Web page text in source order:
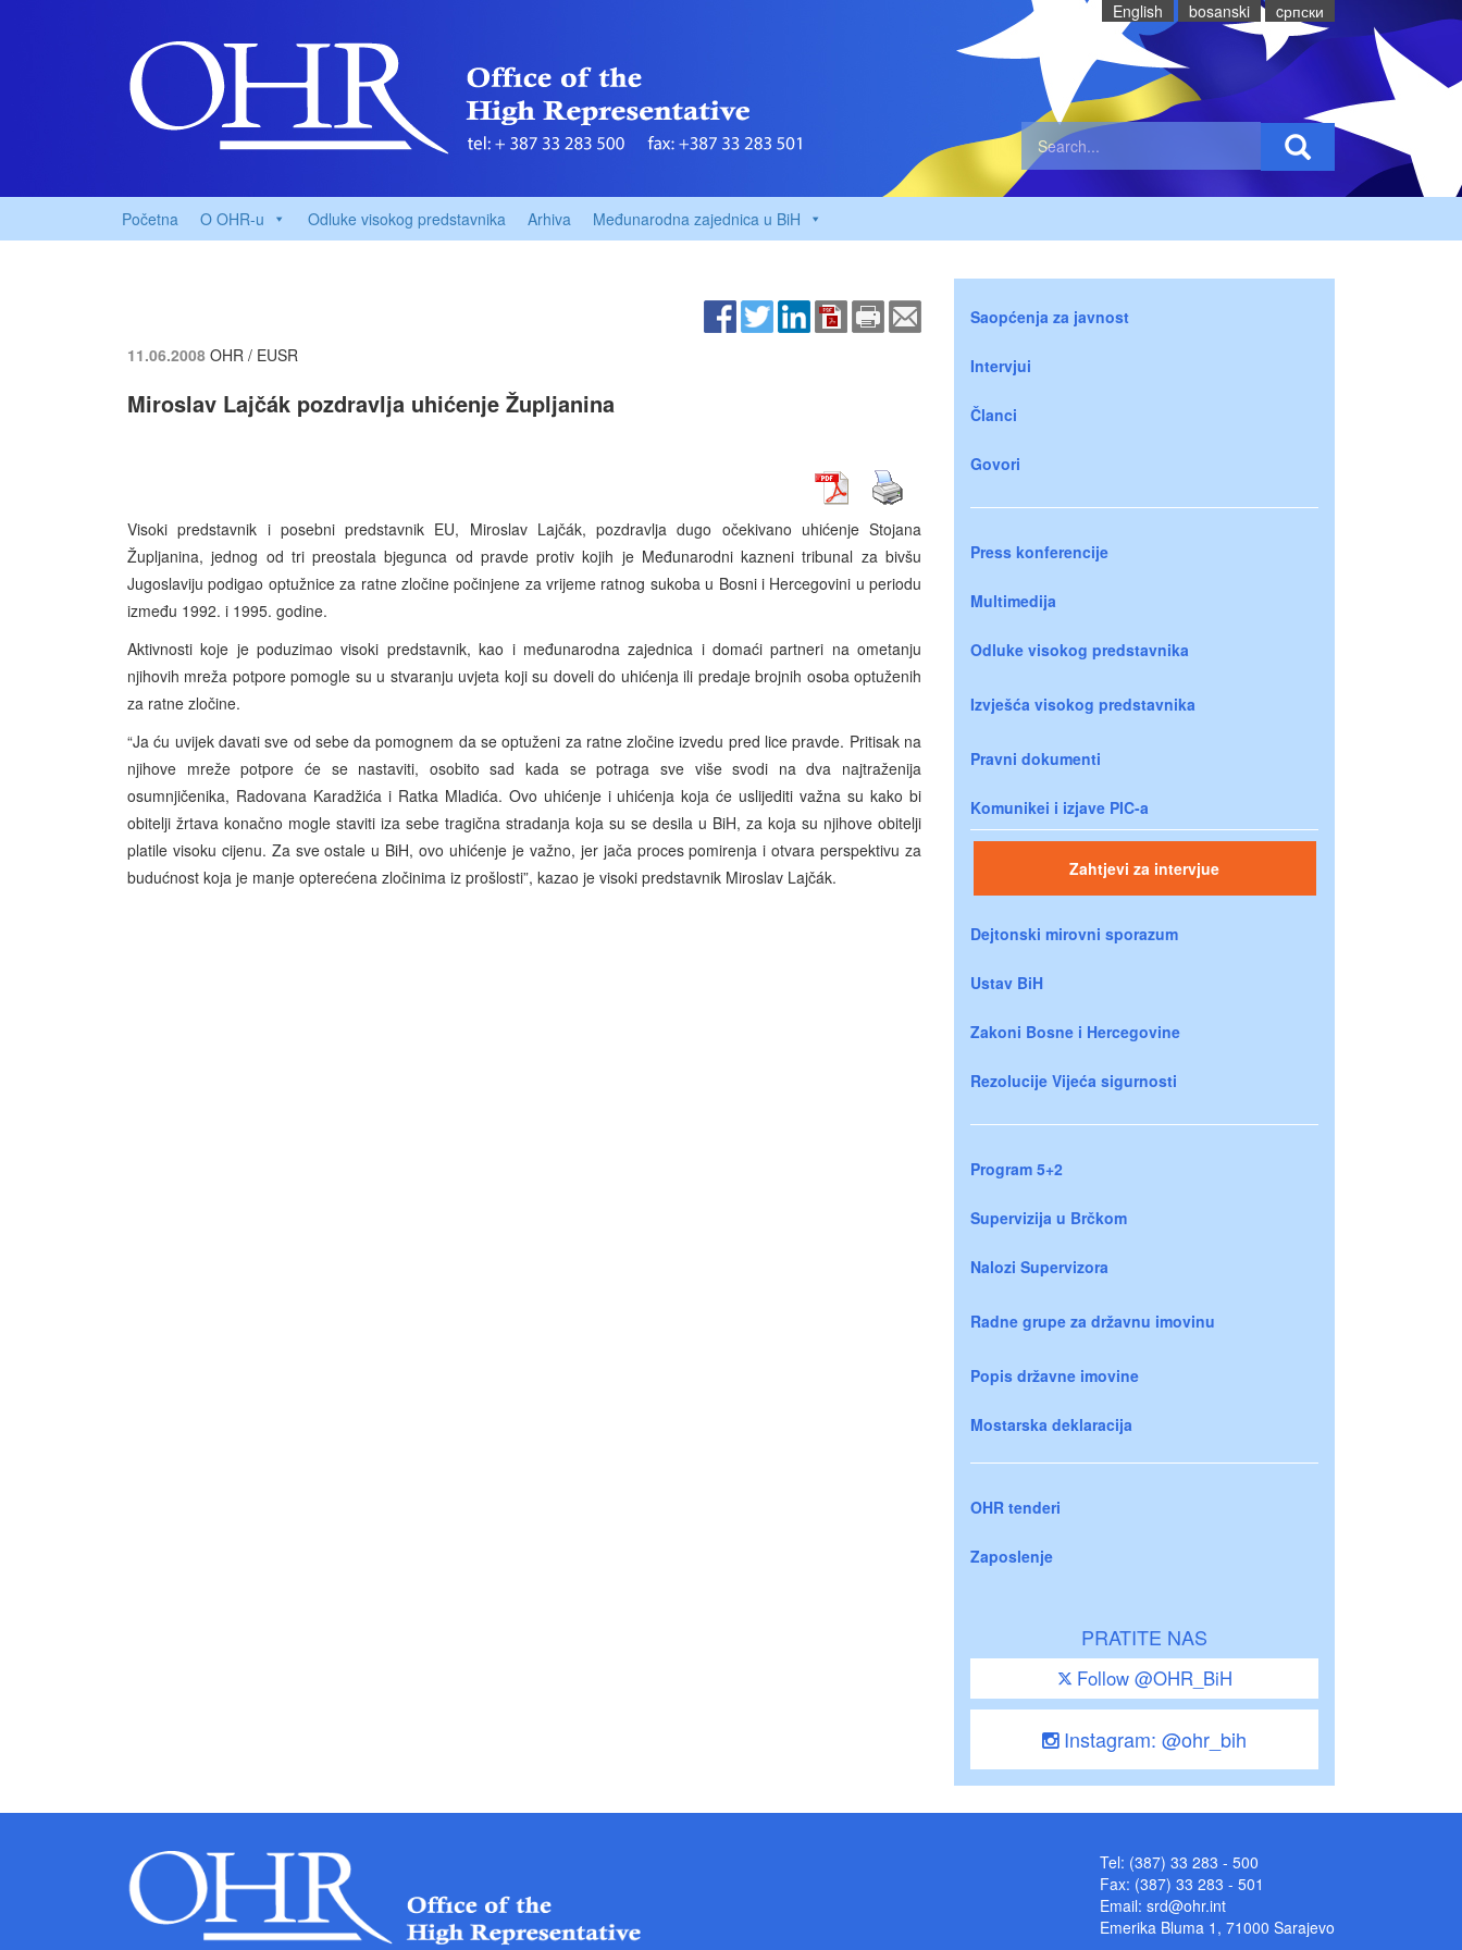
English bosanski cрпски
Početna O OHR-u Odluke visokog predstavnika Arhiva Međunarodna zajednica u BiH
11.06.2008 OHR / EUSR
Miroslav Lajčák pozdravlja uhićenje Župljanina
Visoki predstavnik i posebni predstavnik EU, Miroslav Lajčák, pozdravlja dugo očekivano uhićenje Stojana
Župljanina, jednog od tri preostala bjegunca od pravde protiv kojih je Međunarodni kazneni tribunal za bivšu
Jugoslaviju podigao optužnice za ratne zločine počinjene za vrijeme ratnog sukoba u Bosni i Hercegovini u periodu
između 1992. i 1995. godine.
Aktivnosti koje je poduzimao visoki predstavnik, kao i međunarodna zajednica i domaći partneri na ometanju
njihovih mreža potpore pomogle su u stvaranju uvjeta koji su doveli do uhićenja ili predaje brojnih osoba optuženih
za ratne zločine.
“Ja ću uvijek davati sve od sebe da pomognem da se optuženi za ratne zločine izvedu pred lice pravde. Pritisak na
njihove mreže potpore će se nastaviti, osobito sad kada se potraga sve više svodi na dva najtraženija
osumnjičenika, Radovana Karadžića i Ratka Mladića. Ovo uhićenje i uhićenja koja će uslijediti važna su kako bi
obitelji žrtava konačno mogle staviti iza sebe tragična stradanja koja su se desila u BiH, za koja su njihove obitelji
platile visoku cijenu. Za sve ostale u BiH, ovo uhićenje je važno, jer jača proces pomirenja i otvara perspektivu za
budućnost koja je manje opterećena zločinima iz prošlosti”, kazao je visoki predstavnik Miroslav Lajčák.
Saopćenja za javnost
Intervjui
Članci
Govori
Press konferencije
Multimedija
Odluke visokog predstavnika
Izvješća visokog predstavnika
Pravni dokumenti
Komunikei i izjave PIC-a
Zahtjevi za intervjue
Dejtonski mirovni sporazum
Ustav BiH
Zakoni Bosne i Hercegovine
Rezolucije Vijeća sigurnosti
Program 5+2
Supervizija u Brčkom
Nalozi Supervizora
Radne grupe za državnu imovinu
Popis državne imovine
Mostarska deklaracija
OHR tenderi
Zaposlenje
PRATITE NAS
Follow @OHR_BiH
Instagram: @ohr_bih
Tel: (387) 33 283 - 500
Fax: (387) 33 283 - 501
Email: srd@ohr.int
Emerika Bluma 1, 71000 Sarajevo